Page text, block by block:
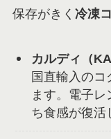
保存がきく 冷凍
カルディ（
国直輸入のコ
ます。電子
ち食感が復活